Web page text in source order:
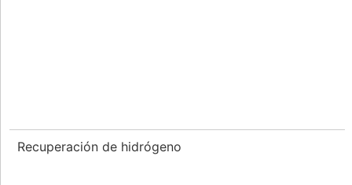
Recuperación de hidrógeno